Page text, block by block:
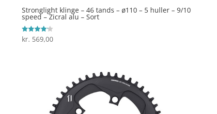
Stronglight klinge – 46 tands – ø110 – 5 huller – 9/10
speed – Zicral alu – Sort
Vurderet
4.2
kr. 569,00